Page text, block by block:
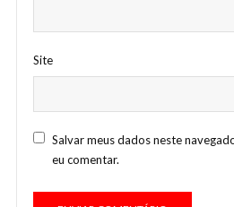
Site
Salvar meus dados neste
eu comentar.